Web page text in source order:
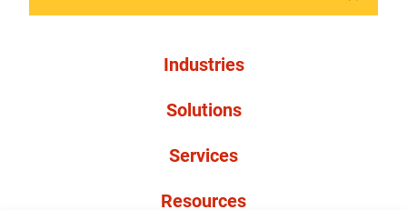
Industries
Solutions
Services
Resources